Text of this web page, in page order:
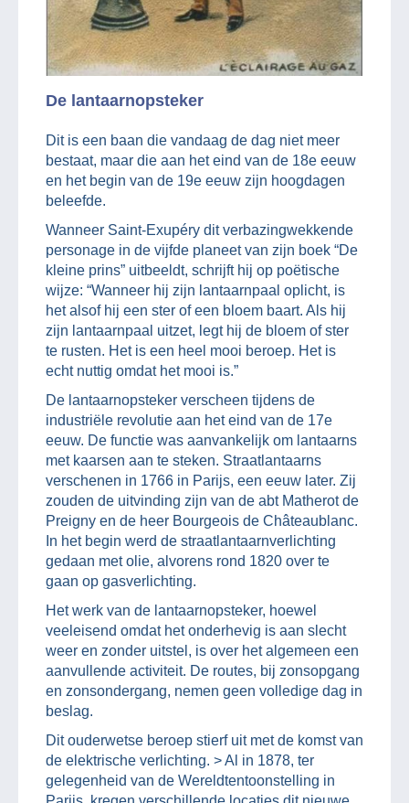
De lantaarnopsteker
Dit is een baan die vandaag de dag niet meer
bestaat, maar die aan het eind van de 18e eeuw
en het begin van de 19e eeuw zijn hoogdagen
beleefde.
Wanneer Saint-Exupéry dit verbazingwekkende
personage in de vijfde planeet van zijn boek “De
kleine prins” uitbeeldt, schrijft hij op poëtische
wijze: “Wanneer hij zijn lantaarnpaal oplicht, is
het alsof hij een ster of een bloem baart. Als hij
zijn lantaarnpaal uitzet, legt hij de bloem of ster
te rusten. Het is een heel mooi beroep. Het is
echt nuttig omdat het mooi is.”
De lantaarnopsteker verscheen tijdens de
industriële revolutie aan het eind van de 17e
eeuw. De functie was aanvankelijk om lantaarns
met kaarsen aan te steken. Straatlantaarns
verschenen in 1766 in Parijs, een eeuw later. Zij
zouden de uitvinding zijn van de abt Matherot de
Preigny en de heer Bourgeois de Châteaublanc.
In het begin werd de straatlantaarnverlichting
gedaan met olie, alvorens rond 1820 over te
gaan op gasverlichting.
Het werk van de lantaarnopsteker, hoewel
veeleisend omdat het onderhevig is aan slecht
weer en zonder uitstel, is over het algemeen een
aanvullende activiteit. De routes, bij zonsopgang
en zonsondergang, nemen geen volledige dag in
beslag.
Dit ouderwetse beroep stierf uit met de komst van
de elektrische verlichting. > Al in 1878, ter
gelegenheid van de Wereldtentoonstelling in